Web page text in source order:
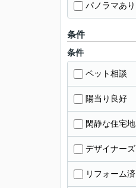
パノラマあり
条件
条件
ペット相談
陽当り良好
閑静な住宅地
デザイナーズ
リフォーム済